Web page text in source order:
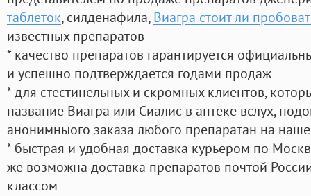
таблеток, силденафила, Виагра стоит ли
известных препаратов
* качество препаратов гарантируется
и успешно подтверждается годами продаж
* для стестинельных и скромных клиентов,
название Виагра или Сиалис в аптеке вслух,
анонимныого заказа любого препаратан на
* быстрая и удобная доставка курьером по
же возможна доставка препаратов почтой
классом